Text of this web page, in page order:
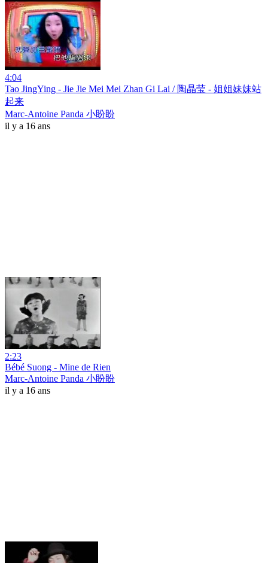
4:04
Tao JingYing - Jie Jie Mei Mei Zhan Gi Lai / 陶晶莹 - 姐姐妹妹站
起来
Marc-Antoine Panda 小盼盼
il y a 16 ans
2:23
Bébé Suong - Mine de Rien
Marc-Antoine Panda 小盼盼
il y a 16 ans